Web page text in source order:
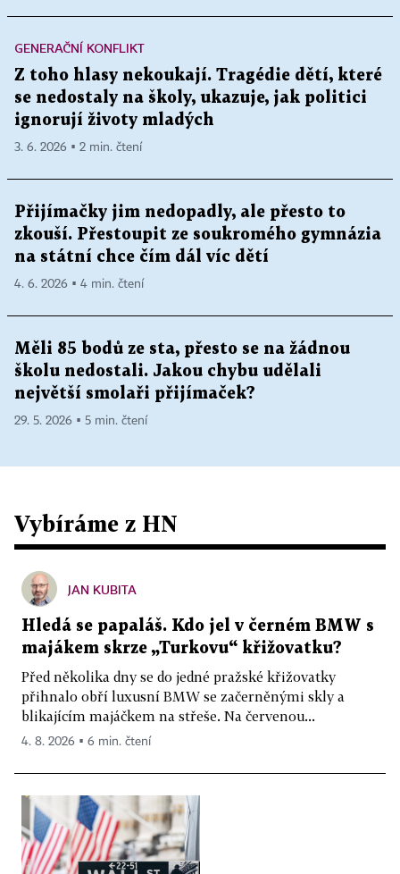
GENERAČNÍ KONFLIKT
Z toho hlasy nekoukají. Tragédie dětí, které
se nedostaly na školy, ukazuje, jak politici
ignorují životy mladých
3. 6. 2026 ▪ 2 min. čtení
Přijímačky jim nedopadly, ale přesto to
zkouší. Přestoupit ze soukromého gymnázia
na státní chce čím dál víc dětí
4. 6. 2026 ▪ 4 min. čtení
Měli 85 bodů ze sta, přesto se na žádnou
školu nedostali. Jakou chybu udělali
největší smolaři přijímaček?
29. 5. 2026 ▪ 5 min. čtení
Vybíráme z HN
JAN KUBITA
Hledá se papaláš. Kdo jel v černém BMW s
majákem skrze „Turkovu“ křižovatku?
Před několika dny se do jedné pražské křižovatky
přihnalo obří luxusní BMW se začerněnými skly a
blikajícím majáčkem na střeše. Na červenou...
4. 8. 2026 ▪ 6 min. čtení